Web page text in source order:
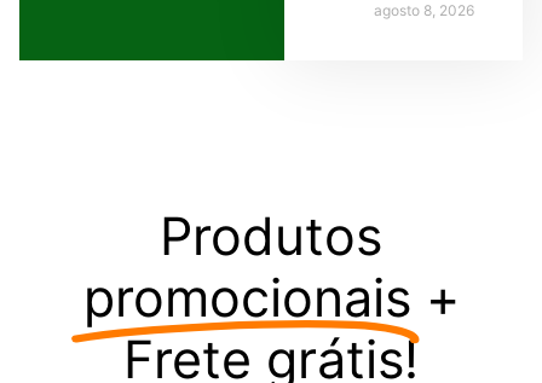
agosto 8, 2026
Produtos
promocionais +
Frete grátis!